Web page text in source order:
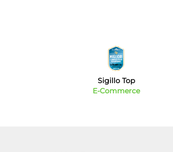
Sigillo Top
E-Commerce